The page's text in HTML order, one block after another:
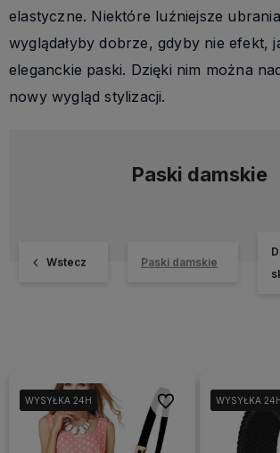
elastyczne. Niektóre luźniejsze
wyglądałyby dobrze, gdyby nie efekt,
eleganckie paski. Dzięki nim można
nowy wygląd stylizacji.
Paski damskie
Wstecz Paski damskie
WYSYŁKA 24H
WYSYŁKA 24H
WYSYŁKA 24H Do ulubionychWYSYŁKA
WYSYŁKA
WYSYŁKA